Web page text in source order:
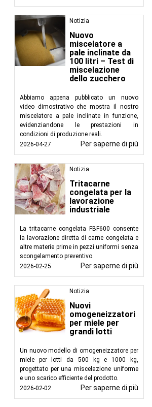
Notizia
Nuovo
miscelatore a
pale inclinate da
100 litri – Test di
miscelazione
dello zucchero
Abbiamo appena pubblicato un nuovo
video dimostrativo che mostra il nostro
miscelatore a pale inclinate in funzione,
evidenziandone le prestazioni in
condizioni di produzione reali.
2026-04-27
Per saperne di più
Notizia
Tritacarne
congelata per la
lavorazione
industriale
La tritacarne congelata FBF600 consente
la lavorazione diretta di carne congelata e
altre materie prime in pezzi uniformi senza
scongelamento preventivo.
2026-02-25
Per saperne di più
Notizia
Nuovi
omogeneizzatori
per miele per
grandi lotti
Un nuovo modello di omogeneizzatore per
miele per lotti da 500 kg e 1000 kg,
progettato per una miscelazione uniforme
e uno scarico efficiente del prodotto.
2026-02-02
Per saperne di più